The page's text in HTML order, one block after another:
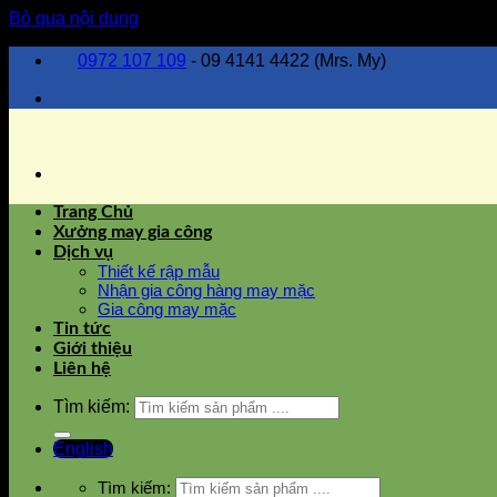
Bỏ qua nội dung
0972 107 109 - 09 4141 4422 (Mrs. My)
Trang Chủ
Xưởng may gia công
Dịch vụ
Thiết kế rập mẫu
Nhận gia công hàng may mặc
Gia công may mặc
Tin tức
Giới thiệu
Liên hệ
Tìm kiếm:
English
Tìm kiếm: